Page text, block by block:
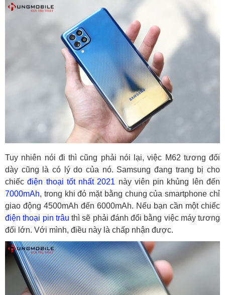
Tuy nhiên nói đi thì cũng phải nói lại, việc M62 tương đối
dày cũng là có lý do của nó. Samsung đang trang bị cho
chiếc điện thoại tốt nhất 2021 này viên pin khủng lên đến
7000mAh, trong khi đó mặt bằng chung của smartphone chỉ
giao động 4500mAh đến 6000mAh. Nếu bạn cần một chiếc
điện thoại pin trâu thì sẽ phải đánh đổi bằng việc máy tương
đối lớn. Với mình, điều này là chấp nhận được.